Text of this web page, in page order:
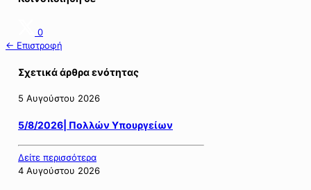
0
← Επιστροφή
Σχετικά άρθρα ενότητας
5 Αυγούστου 2026
5/8/2026| Πολλών Υπουργείων
Δείτε περισσότερα
4 Αυγούστου 2026